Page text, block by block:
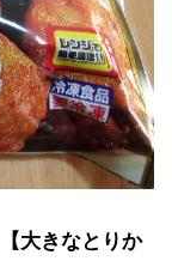
【大きなとりか